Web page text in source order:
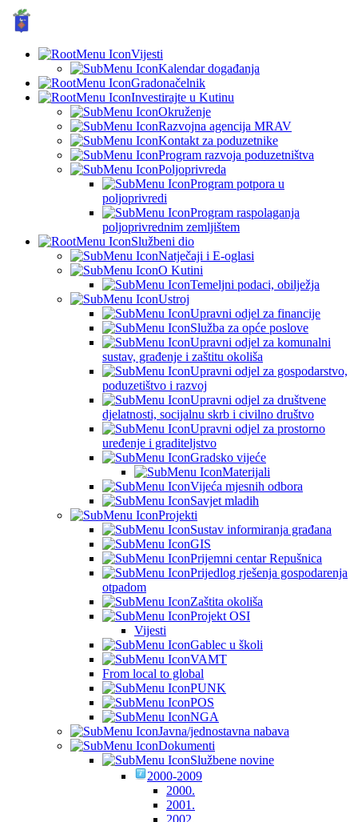
Vijesti
Kalendar događanja
Gradonačelnik
Investirajte u Kutinu
Okruženje
Razvojna agencija MRAV
Kontakt za poduzetnike
Program razvoja poduzetništva
Poljoprivreda
Program potpora u
poljoprivredi
Program raspolaganja
poljoprivrednim zemljištem
Službeni dio
Natječaji i E-oglasi
O Kutini
Temeljni podaci, obilježja
Ustroj
Upravni odjel za financije
Služba za opće poslove
Upravni odjel za komunalni
sustav, građenje i zaštitu okoliša
Upravni odjel za gospodarstvo,
poduzetištvo i razvoj
Upravni odjel za društvene
djelatnosti, socijalnu skrb i civilno društvo
Upravni odjel za prostorno
uređenje i graditeljstvo
Gradsko vijeće
Materijali
Vijeća mjesnih odbora
Savjet mladih
Projekti
Sustav informiranja građana
GIS
Prijemni centar Repušnica
Prijedlog rješenja gospodarenja
otpadom
Zaštita okoliša
Projekt OSI
Vijesti
Gablec u školi
VAMT
From local to global
PUNK
POS
NGA
Javna/jednostavna nabava
Dokumenti
Službene novine
2000-2009
2000.
2001.
2002.